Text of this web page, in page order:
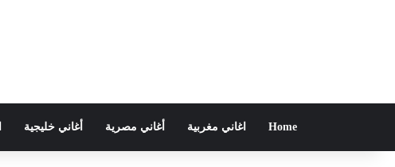
Home اغاني مغربية أغاني مصرية أغاني خليجية